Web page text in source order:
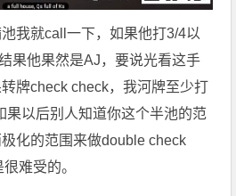
我就call一下，如果他打3/4以
果他果然是AJ，要说光看这手
牌check check，我河牌至少打
果以后别人知道你这个半池的范
化的范围来做double check
难受的。